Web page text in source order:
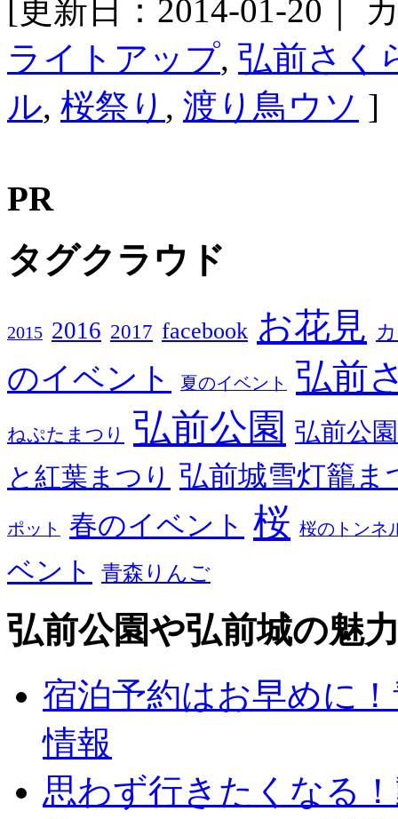
[更新日：2014-01-20｜
ライトアップ, 弘前さく
ル, 桜祭り , 渡り鳥ウソ ]
PR
タグクラウド
2015 2016 2017 facebook お花見
のイベント 夏のイベント 弘前
ねぷたまつり 弘前公園 弘前公
と紅葉まつり 弘前城雪灯籠ま
ポット 春のイベント 桜 桜のトンネ
ベント 青森りんご
弘前公園や弘前城の魅
宿泊予約はお早めに
情報
思わず行きたくなる